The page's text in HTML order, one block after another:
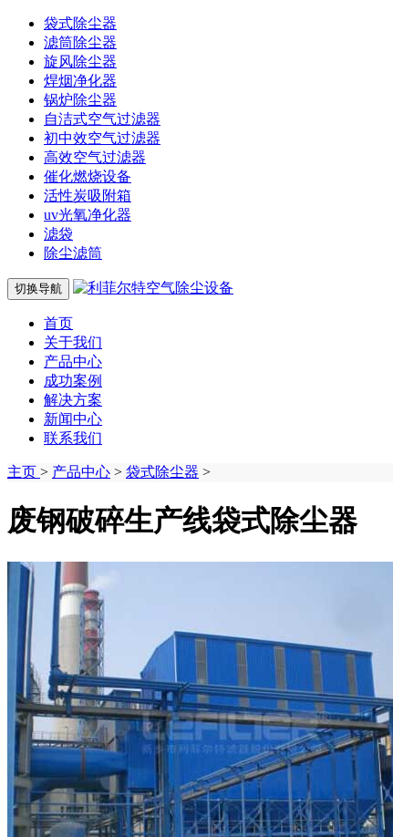
袋式除尘器
滤筒除尘器
旋风除尘器
焊烟净化器
锅炉除尘器
自洁式空气过滤器
初中效空气过滤器
高效空气过滤器
催化燃烧设备
活性炭吸附箱
uv光氧净化器
滤袋
除尘滤筒
切换导航
首页
关于我们
产品中心
成功案例
解决方案
新闻中心
联系我们
主页 > 产品中心 > 袋式除尘器 >
废钢破碎生产线袋式除尘器